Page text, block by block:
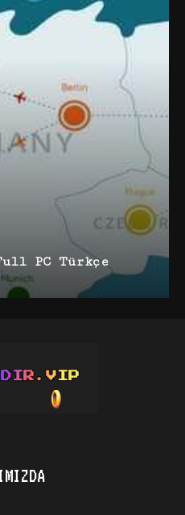
PC Türkçe